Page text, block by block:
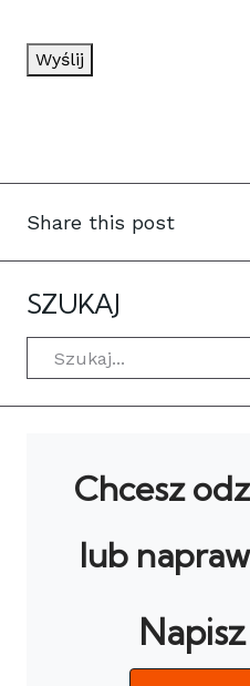
Wyślij
Share this post
SZUKAJ
Szukaj
Chcesz
lub